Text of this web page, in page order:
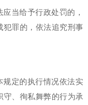
当给予行政处罚的，
犯罪的，依法追究刑事
定的执行情况依法实
守、徇私舞弊的行为承